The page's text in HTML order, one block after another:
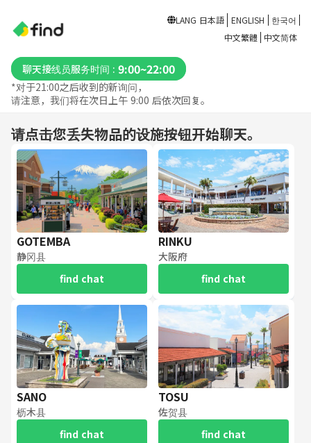
LANG 日本語 ENGLISH
한국어
中文繁體 中文简体
聊天接线员服务时间 : 9:00~22:00
*对于21:00之后收到的新询问，
请注意，我们将在次日上午 9:00 后依次回复。
请点击您丢失物品的设施按钮开始聊天。
GOTEMBA
静冈县
find chat
RINKU
大阪府
find chat
SANO
枥木县
find chat
TOSU
佐贺县
find chat